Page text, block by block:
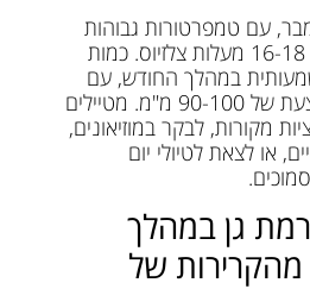
עם טמפרטורות גבוהות
ממוצעות שנעות בין 16-18 מעלות צלזיוס. כמות
במהלך החודש, עם
כמות משקעים ממוצעת של 90-100 מ"מ. מטיילים
מקורות, לבקר במוזיאונים,
או לצאת לטיולי יום
גן במהלך
מהקרירות של